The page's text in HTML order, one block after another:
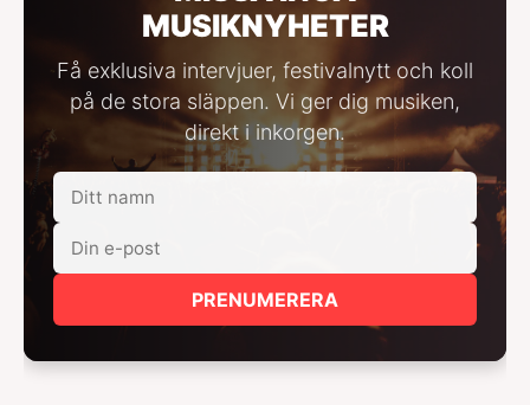
MUSIKNYHETER
Få exklusiva intervjuer, festivalnytt och koll
på de stora släppen. Vi ger dig musiken,
direkt i inkorgen.
PRENUMERERA